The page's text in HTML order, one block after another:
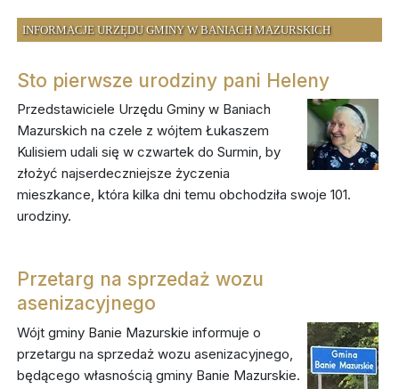
INFORMACJE URZĘDU GMINY W BANIACH MAZURSKICH
Sto pierwsze urodziny pani Heleny
Przedstawiciele Urzędu Gminy w Baniach
Mazurskich na czele z wójtem Łukaszem
Kulisiem udali się w czwartek do Surmin, by
złożyć najserdeczniejsze życzenia
mieszkance, która kilka dni temu obchodziła swoje 101.
urodziny.
Przetarg na sprzedaż wozu
asenizacyjnego
Wójt gminy Banie Mazurskie informuje o
przetargu na sprzedaż wozu asenizacyjnego,
będącego własnością gminy Banie Mazurskie.